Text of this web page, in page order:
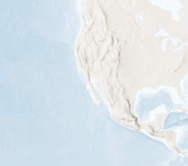
Viaje de
Muy bajo
Gama de
Gama
Rango